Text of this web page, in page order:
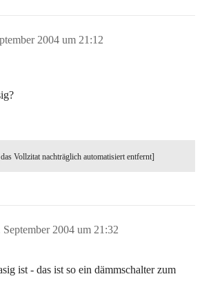
2004 um 21:12
Vollzitat nachträglich automatisiert entfernt]
September 2004 um 21:32
ist - das ist so ein dämmschalter zum